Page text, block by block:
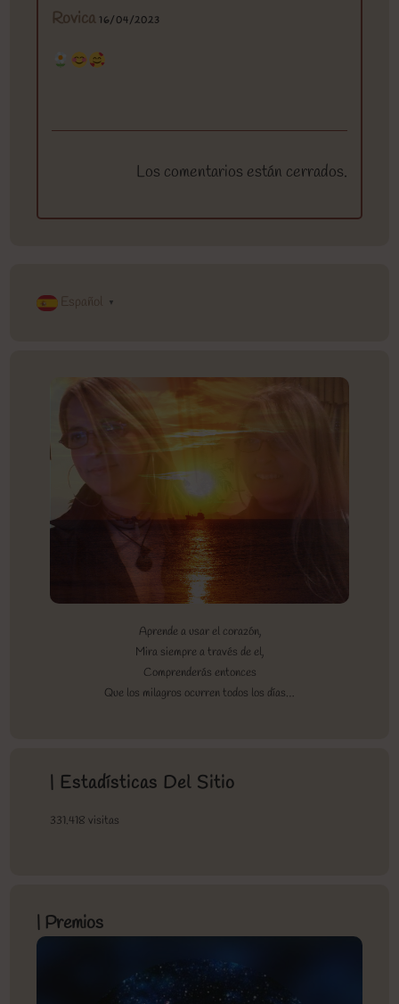
Rovica 16/04/2023
Los comentarios están cerrados.
Español ▼
Aprende a usar el corazón,
Mira siempre a través de el,
Comprenderás entonces
Que los milagros ocurren todos los días…
| Estadísticas Del Sitio
331.418 visitas
| Premios